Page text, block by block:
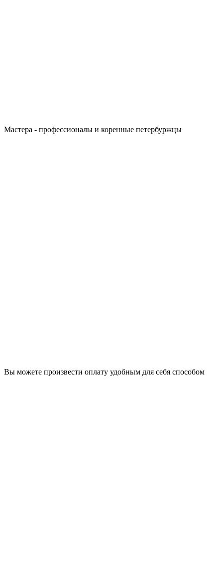
Мастера - профессионалы и коренные петербуржцы
Вы можете произвести оплату удобным для себя способом